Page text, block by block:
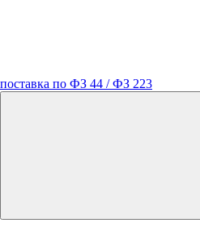
поставка по ФЗ 44 / ФЗ 223